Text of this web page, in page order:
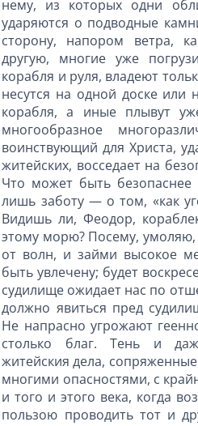
нему, из которых одни
ударяются о подводные
сторону, напором ветра,
другую, многие уже
корабля и руля, владеют
несутся на одной доске или
корабля, а иные плывут
многообразное
воинствующий для Христа,
житейских, восседает на
Что может быть
лишь заботу — о том, «как
Видишь ли, Феодор,
этому морю? Посему, умоляю,
от волн, и займи высокое
быть увлечену; будет
судилище ожидает нас по
должно явиться пред
Не напрасно угрожают
столько благ. Тень и
житейския дела,
многими опасностями, с
и того и этого века, когда
пользою проводить тот и